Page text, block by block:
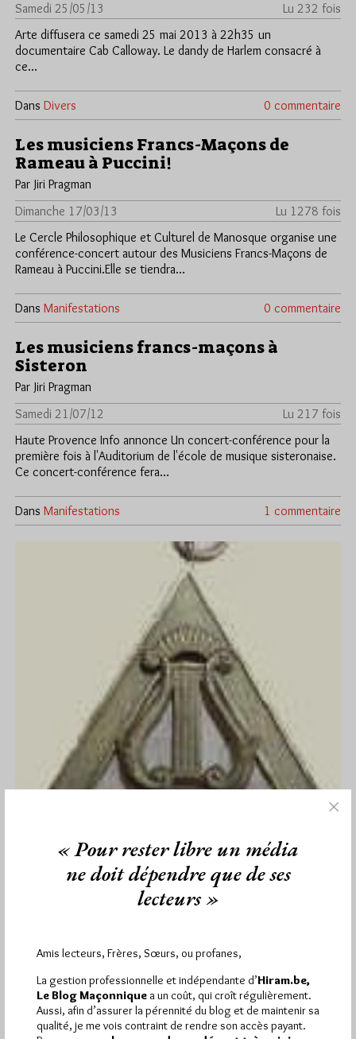
Samedi 25/05/13
Lu 232 fois
Arte diffusera ce samedi 25 mai 2013 à 22h35 un
documentaire Cab Calloway. Le dandy de Harlem consacré à
ce…
Dans Divers 0 commentaire
Les musiciens Francs-Maçons de
Rameau à Puccini!
Par Jiri Pragman
Dimanche 17/03/13
Lu 1278 fois
Le Cercle Philosophique et Culturel de Manosque organise une
conférence-concert autour des Musiciens Francs-Maçons de
Rameau à Puccini.Elle se tiendra…
Dans Manifestations 0 commentaire
Les musiciens francs-maçons à
Sisteron
Par Jiri Pragman
Samedi 21/07/12
Lu 217 fois
Haute Provence Info annonce Un concert-conférence pour la
première fois à l'Auditorium de l'école de musique sisteronaise.
Ce concert-conférence fera…
Dans Manifestations 1 commentaire
Musée virtuel de la musique
l'animateur des sites Compositeurs maçons et Chansons et
chansonniers…
« Pour rester libre un média
ne doit dépendre que de ses
lecteurs »
Amis lecteurs, Frères, Sœurs, ou profanes,
La gestion professionnelle et indépendante d’Hiram.be,
Le Blog Maçonnique a un coût, qui croît régulièrement.
Aussi, afin d’assurer la pérennité du blog et de maintenir sa
qualité, je me vois contraint de rendre son accès payant.